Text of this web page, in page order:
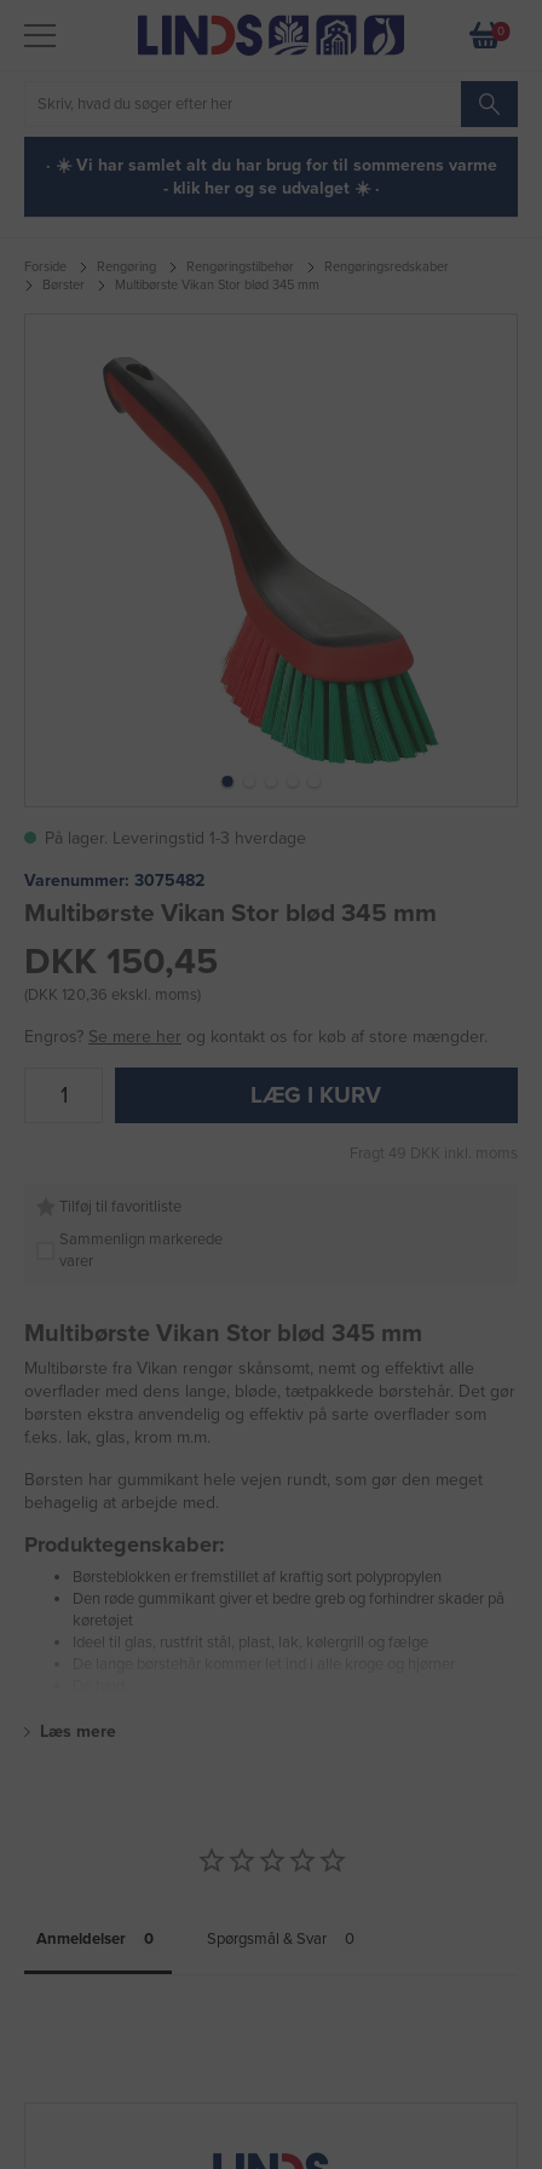
0
· ☀️ Vi har samlet alt du har brug for til sommerens varme
- klik her og se udvalget ☀️ ·
Forside Rengøring Rengøringstilbehør
Rengøringsredskaber
Børster
Multibørste Vikan Stor blød 345 mm
På lager. Leveringstid 1-3 hverdage
Varenummer: 3075482
Multibørste Vikan Stor blød 345 mm
DKK 150,45
(DKK 120,36 ekskl. moms)
Engros? Se mere her og kontakt os for køb af store mængder.
LÆG I KURV
Fragt 49 DKK inkl. moms
Tilføj til favoritliste
Sammenlign markerede
varer
Multibørste Vikan Stor blød 345 mm
Multibørste fra Vikan rengør skånsomt, nemt og effektivt alle
overflader med dens lange, bløde, tætpakkede børstehår. Det gør
børsten ekstra anvendelig og effektiv på sarte overflader som
f.eks. lak, glas, krom m.m.
Børsten har gummikant hele vejen rundt, som gør den meget
behagelig at arbejde med.
Produktegenskaber:
Børsteblokken er fremstillet af kraftig sort polypropylen
Den røde gummikant giver et bedre greb og forhindrer skader på
køretøjet
Ideel til glas, rustfrit stål, plast, lak, kølergrill og fælge
Læs mere
Anmeldelser Spørgsmål & Svar